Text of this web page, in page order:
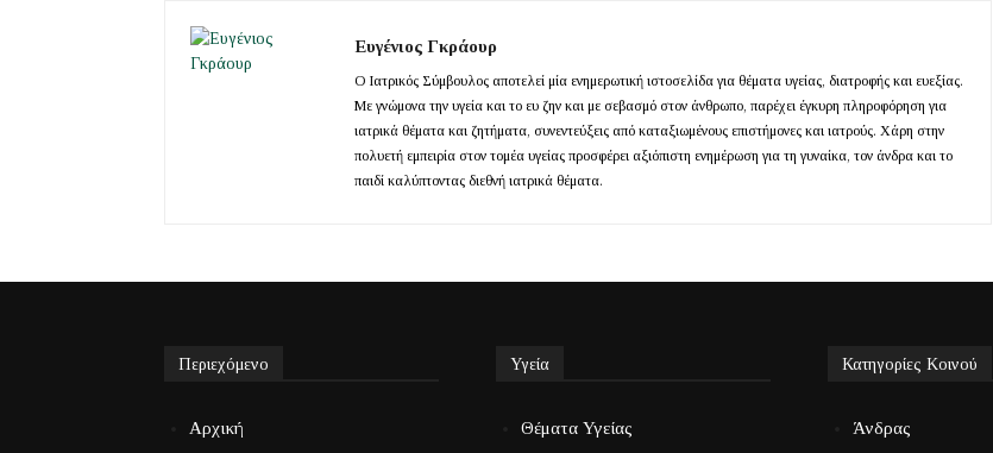
Ευγένιος Γκράουρ
Ο Ιατρικός Σύμβουλος αποτελεί μία ενημερωτική ιστοσελίδα για θέματα υγείας, διατροφής και ευεξίας.
Με γνώμονα την υγεία και το ευ ζην και με σεβασμό στον άνθρωπο, παρέχει έγκυρη πληροφόρηση για
ιατρικά θέματα και ζητήματα, συνεντεύξεις από καταξιωμένους επιστήμονες και ιατρούς. Χάρη στην
πολυετή εμπειρία στον τομέα υγείας προσφέρει αξιόπιστη ενημέρωση για τη γυναίκα, τον άνδρα και το
παιδί καλύπτοντας διεθνή ιατρικά θέματα.
Περιεχόμενο
Αρχική
Υγεία
Θέματα Υγείας
Κατηγορίες Κοινού
Άνδρας